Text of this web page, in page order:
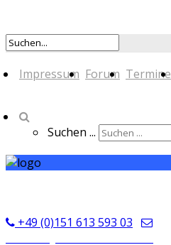
Impressum Forum Termine
Suchen ...
+49 (0)151 613 593 03